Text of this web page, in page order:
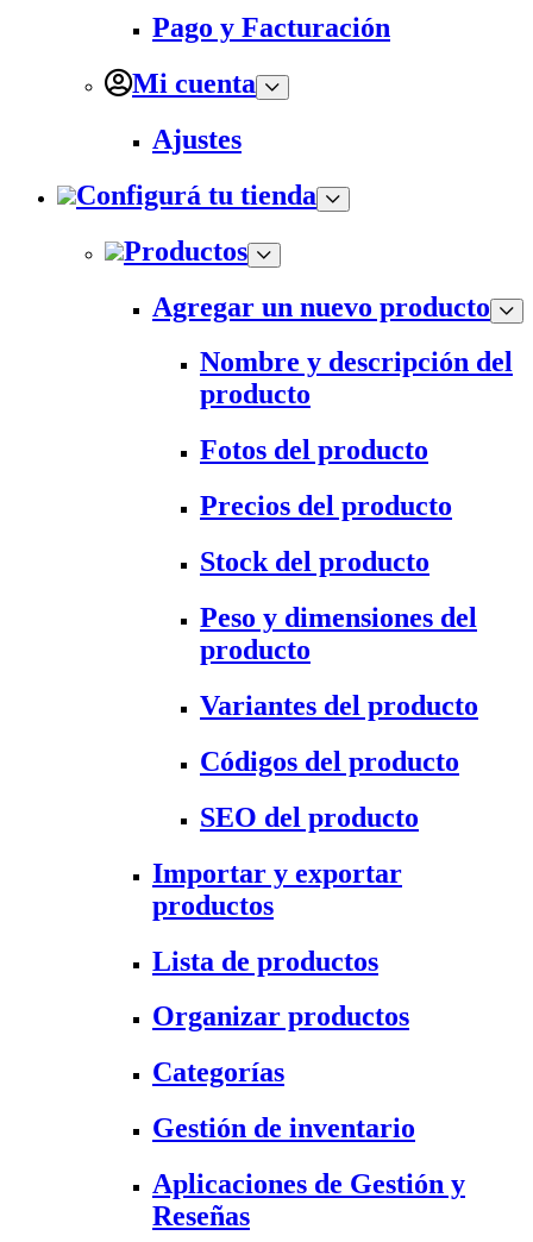
Pago y Facturación
Mi cuenta
Ajustes
Configurá tu tienda
Productos
Agregar un nuevo producto
Nombre y descripción del
producto
Fotos del producto
Precios del producto
Stock del producto
Peso y dimensiones del
producto
Variantes del producto
Códigos del producto
SEO del producto
Importar y exportar
productos
Lista de productos
Organizar productos
Categorías
Gestión de inventario
Aplicaciones de Gestión y
Reseñas